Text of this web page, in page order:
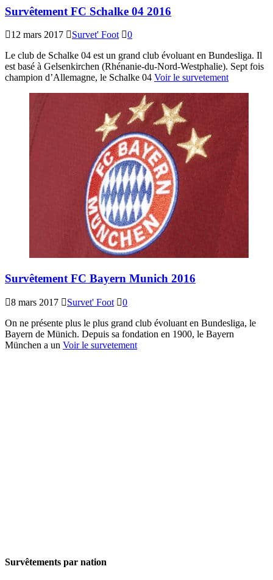
Survêtement FC Schalke 04 2016
12 mars 2017 Survet' Foot
0
Le club de Schalke 04 est un grand club évoluant en Bundesliga. Il
est basé à Gelsenkirchen (Rhénanie-du-Nord-Westphalie). Sept fois
champion d’Allemagne, le Schalke 04 Voir le survetement
Survêtement FC Bayern Munich 2016
8 mars 2017 Survet' Foot
0
On ne présente plus le plus grand club évoluant en Bundesliga, le
Bayern de Münich. Depuis sa fondation en 1900, le Bayern
München a un Voir le survetement
Survêtements par nation